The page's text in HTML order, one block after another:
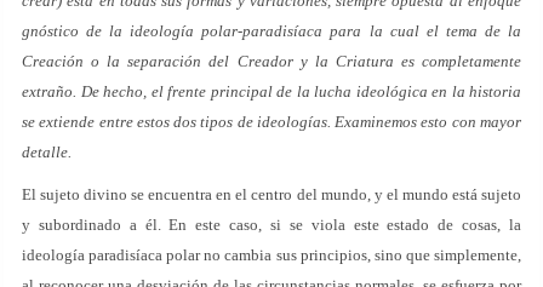
gnóstico de la ideología polar-paradisíaca para la cual el tema de la
Creación o la separación del Creador y la Criatura es completamente
extraño. De hecho, el frente principal de la lucha ideológica en la historia
se extiende entre estos dos tipos de ideologías. Examinemos esto con mayor
detalle.
El sujeto divino se encuentra en el centro del mundo, y el mundo está sujeto
y subordinado a él. En este caso, si se viola este estado de cosas, la
ideología paradisíaca polar no cambia sus principios, sino que simplemente,